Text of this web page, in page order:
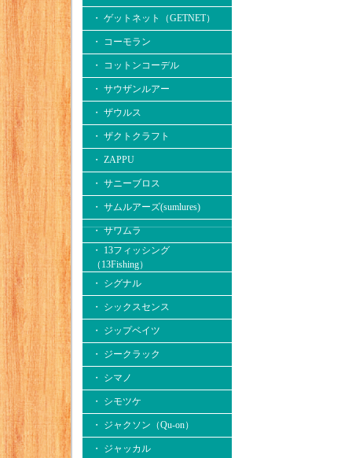
・ ゲットネット（GETNET）
・ コーモラン
・ コットンコーデル
・ サウザンルアー
・ ザウルス
・ ザクトクラフト
・ ZAPPU
・ サニーブロス
・ サムルアーズ(sumlures)
・ サワムラ
・ 13フィッシング
（13Fishing）
・ シグナル
・ シックスセンス
・ ジップベイツ
・ ジークラック
・ シマノ
・ シモツケ
・ ジャクソン（Qu-on）
・ ジャッカル